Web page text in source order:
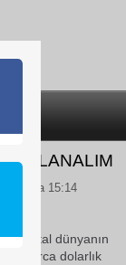
Cuma 15:14
digital dünyanın
dolarlık